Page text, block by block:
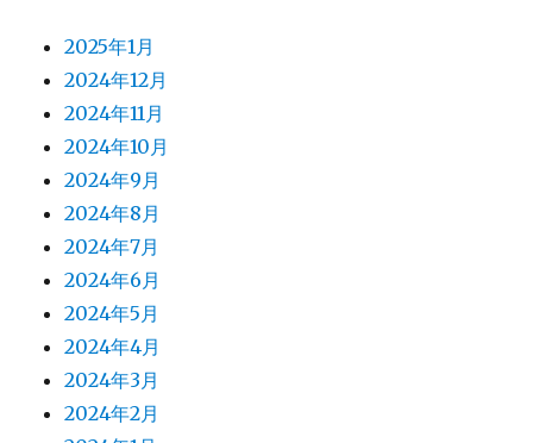
2025年1月
2024年12月
2024年11月
2024年10月
2024年9月
2024年8月
2024年7月
2024年6月
2024年5月
2024年4月
2024年3月
2024年2月